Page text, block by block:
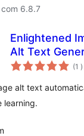
6.8.7
Enlightened
Alt Text
(1 )
alt text
learning.